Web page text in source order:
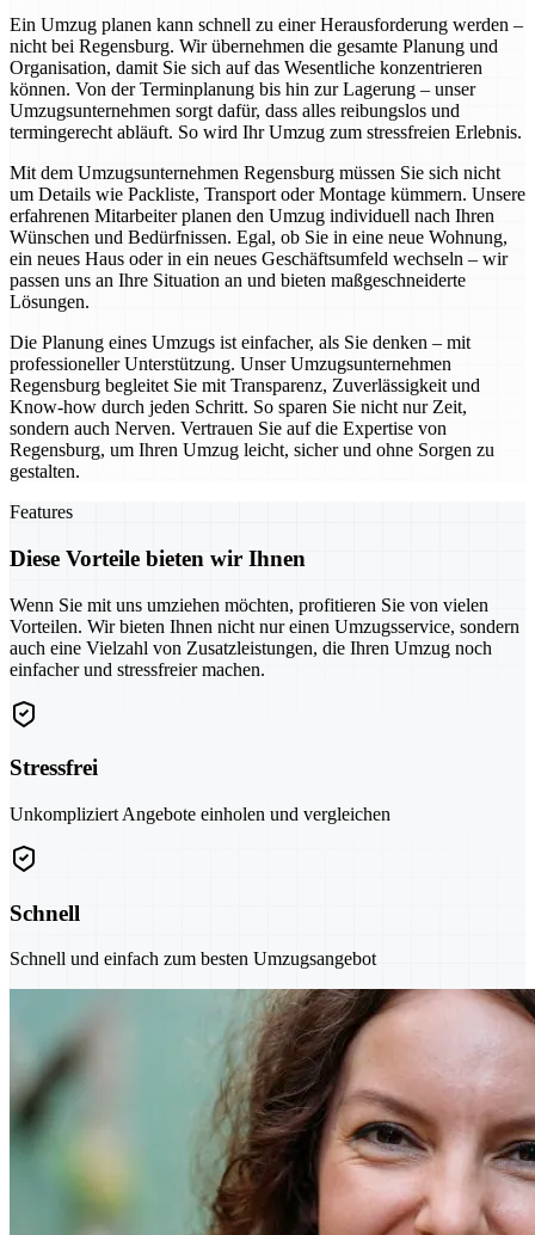
Ein Umzug planen kann schnell zu einer Herausforderung werden –
nicht bei Regensburg. Wir übernehmen die gesamte Planung und
Organisation, damit Sie sich auf das Wesentliche konzentrieren
können. Von der Terminplanung bis hin zur Lagerung – unser
Umzugsunternehmen sorgt dafür, dass alles reibungslos und
termingerecht abläuft. So wird Ihr Umzug zum stressfreien Erlebnis.
Mit dem Umzugsunternehmen Regensburg müssen Sie sich nicht
um Details wie Packliste, Transport oder Montage kümmern. Unsere
erfahrenen Mitarbeiter planen den Umzug individuell nach Ihren
Wünschen und Bedürfnissen. Egal, ob Sie in eine neue Wohnung,
ein neues Haus oder in ein neues Geschäftsumfeld wechseln – wir
passen uns an Ihre Situation an und bieten maßgeschneiderte
Lösungen.
Die Planung eines Umzugs ist einfacher, als Sie denken – mit
professioneller Unterstützung. Unser Umzugsunternehmen
Regensburg begleitet Sie mit Transparenz, Zuverlässigkeit und
Know-how durch jeden Schritt. So sparen Sie nicht nur Zeit,
sondern auch Nerven. Vertrauen Sie auf die Expertise von
Regensburg, um Ihren Umzug leicht, sicher und ohne Sorgen zu
gestalten.
Features
Diese Vorteile bieten wir Ihnen
Wenn Sie mit uns umziehen möchten, profitieren Sie von vielen
Vorteilen. Wir bieten Ihnen nicht nur einen Umzugsservice, sondern
auch eine Vielzahl von Zusatzleistungen, die Ihren Umzug noch
einfacher und stressfreier machen.
Stressfrei
Unkompliziert Angebote einholen und vergleichen
Schnell
Schnell und einfach zum besten Umzugsangebot